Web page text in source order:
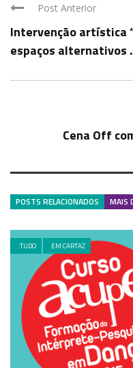
Post Anterior
Intervenção artística
espaços alternativos
Cena Off
POSTS RELACIONADOS MAIS
.TUDO EM CARTAZ